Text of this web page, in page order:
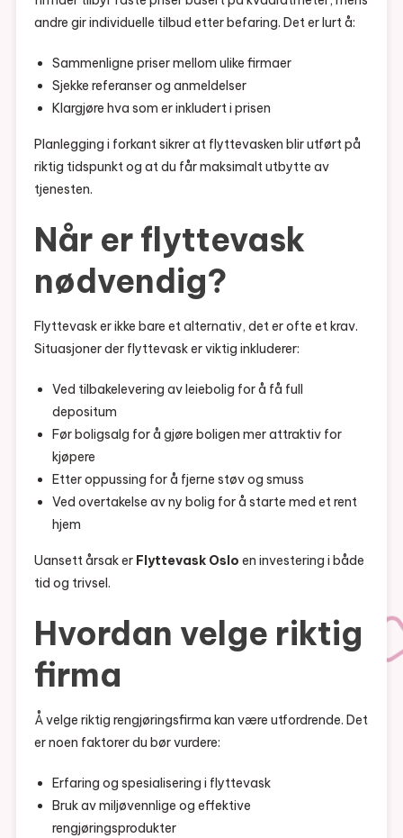
andre gir individuelle tilbud etter befaring. Det er lurt å:
Sammenligne priser mellom ulike firmaer
Sjekke referanser og anmeldelser
Klargjøre hva som er inkludert i prisen
Planlegging i forkant sikrer at flyttevasken blir utført på
riktig tidspunkt og at du får maksimalt utbytte av
tjenesten.
Når er flyttevask
nødvendig?
Flyttevask er ikke bare et alternativ, det er ofte et krav.
Situasjoner der flyttevask er viktig inkluderer:
Ved tilbakelevering av leiebolig for å få full
depositum
Før boligsalg for å gjøre boligen mer attraktiv for
kjøpere
Etter oppussing for å fjerne støv og smuss
Ved overtakelse av ny bolig for å starte med et rent
hjem
Uansett årsak er Flyttevask Oslo en investering i både
tid og trivsel.
Hvordan velge riktig
firma
Å velge riktig rengjøringsfirma kan være utfordrende. Det
er noen faktorer du bør vurdere:
Erfaring og spesialisering i flyttevask
Bruk av miljøvennlige og effektive
rengjøringsprodukter